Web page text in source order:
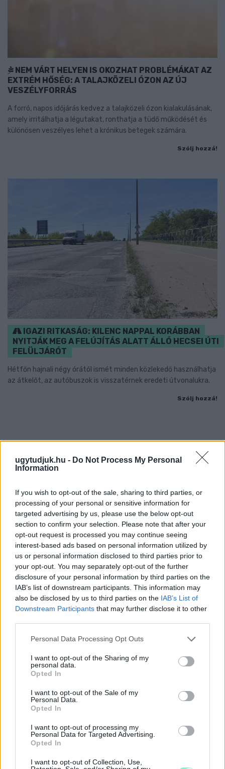
ugytudjuk.hu - Do Not Process My Personal
Information
If you wish to opt-out of the sale, sharing to third parties, or
processing of your personal or sensitive information for
targeted advertising by us, please use the below opt-out
section to confirm your selection. Please note that after your
opt-out request is processed you may continue seeing
interest-based ads based on personal information utilized by
us or personal information disclosed to third parties prior to
your opt-out. You may separately opt-out of the further
disclosure of your personal information by third parties on the
IAB’s list of downstream participants. This information may
also be disclosed by us to third parties on the IAB’s List of
Downstream Participants that may further disclose it to other
Please note that this website/app uses one or more Google
not limited to your visit or usage behaviour. You may click to
grant or deny consent to Google and its third-party tags to
use your data for below specified purposes in below Google
consent section.
Personal Data Processing Opt Outs
I want to opt-out of the Sharing of my
personal data.
Opted In
I want to opt-out of the Sale of my
Personal Data.
Opted In
I want to opt-out of processing my
Personal Data for Targeted Advertising.
Opted In
I want to opt-out of Collection, Use,
NEM VÁRT HELYEN IS OKOZHAT PROBLÉMÁKAT AZ
EXTRÉM HŐSÉG: A TALAJKÖZELI ÓZON AZ ÚJ
VESZÉLYFORRÁS
A forró, napos időjárás kedvez a talajközeli ózon kialakulásának,
amely irritálhatja a légutakat, ronthatja a tüdő működését és
különösen veszélyes lehet a krónikus betegek számára.
Szólj hozzá!
IGAZI RITKASÁG: KILENC NAPPAL KORÁBBAN
NYITJÁK MEG A FELÚJÍTÁS ALATT ÁLLÓ HECSEI ÚTI
FELÜLJÁRÓT
Hétfőn hajnali négy órától ismét minden közlekedő használhatja
az átkelőt, az autóbuszok is visszatérnek eredeti útvonalukra.
Szólj hozzá!
MEGHIBÁSODOTT TRANSZFORMÁTORT
Megkezdték az elhalasztott egészségügyi ellátásokat.
Szólj hozzá!